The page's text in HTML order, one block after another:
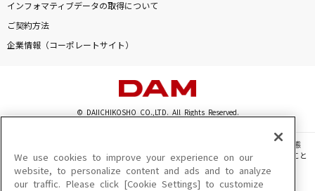
インフォマティブデータの取得について
ご契約方法
企業情報（コーポレートサイト）
© DAIICHIKOSHO CO.,LTD. All Rights Reserved.
このサイトに掲載されている一切の文章・画像・写真・動画・音声等を、手段や形態
を問わず、著作権法の定める範囲を超えて無断で複製、転載、ファイル化などすること
を禁じます。
楽曲及びコンテンツは、機種によりご利用いただけない場合があります。
We use cookies to improve your experience on our
website, to personalize content and ads and to analyze
our traffic. Please click [Cookie Settings] to customize